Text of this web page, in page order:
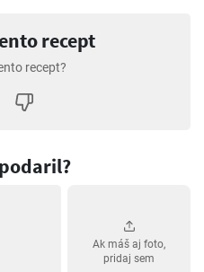
recept
recept?
Ak máš aj foto,
pridaj sem